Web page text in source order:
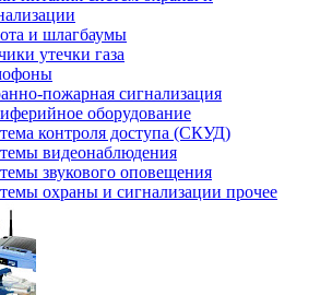
и шлагбаумы
утечки газа
пожарная сигнализация
оборудование
контроля доступа (СКУД)
видеонаблюдения
звукового оповещения
охраны и сигнализации прочее